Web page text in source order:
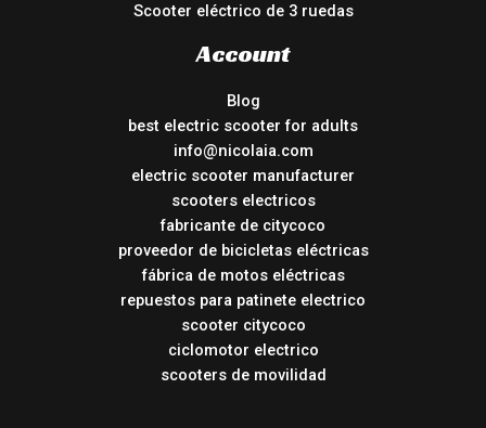
Scooter eléctrico de 3 ruedas
Account
Blog
best electric scooter for adults
info@nicolaia.com
electric scooter manufacturer
scooters electricos
fabricante de citycoco
proveedor de bicicletas eléctricas
fábrica de motos eléctricas
repuestos para patinete electrico
scooter citycoco
ciclomotor electrico
scooters de movilidad